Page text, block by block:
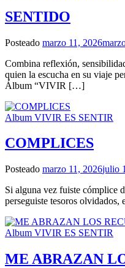
SENTIDO
Posteado marzo 11, 2026
Combina reflexión,
quien la escucha en su viaje
Álbum “VIVIR […]
Album VIVIR ES SENTIR
COMPLICES
Posteado marzo 11, 2026julio
Si alguna vez fuiste cómplice
perseguiste tesoros
Album VIVIR ES SENTIR
ME ABRAZAN